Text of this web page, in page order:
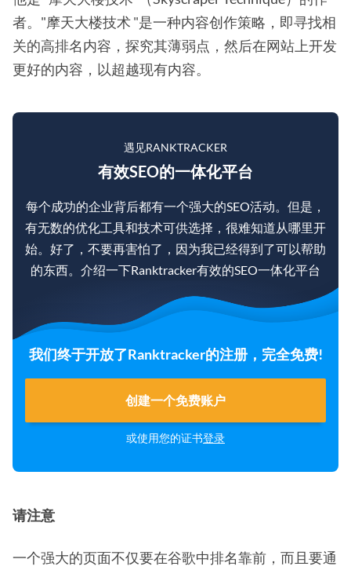
者。"摩天大楼技术 "是一种内容创作策略，即寻找相
关的高排名内容，探究其薄弱点，然后在网站上开发
更好的内容，以超越现有内容。
遇见RANKTRACKER
有效SEO的一体化平台
每个成功的企业背后都有一个强大的SEO活动。但是，
有无数的优化工具和技术可供选择，很难知道从哪里开
始。好了，不要再害怕了，因为我已经得到了可以帮助
的东西。介绍一下Ranktracker有效的SEO一体化平台
我们终于开放了Ranktracker的注册，完全免费!
创建一个免费账户
或使用您的证书登录
请注意
一个强大的页面不仅要在谷歌中排名靠前，而且要通